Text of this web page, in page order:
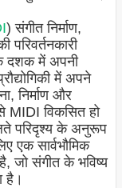
) संगीत निर्माण,
परिवर्तनकारी
दशक में अपनी
में अपने
निर्माण और
विकसित हो
परिदृश्य के अनुरूप
एक सार्वभौमिक
जो संगीत के भविष्य
है।